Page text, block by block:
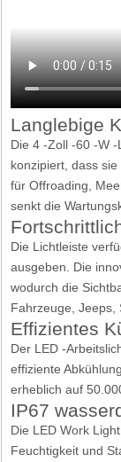
Langlebige
Die 4 -Zoll -60 -W
konzipiert, dass
für Offroading,
senkt die
Die Lichtleiste
ausgeben. Die
wodurch die
Fahrzeuge, Jeeps,
Effizientes
Der LED -
effiziente
erheblich auf
IP67
Die LED Work
Feuchtigkeit und